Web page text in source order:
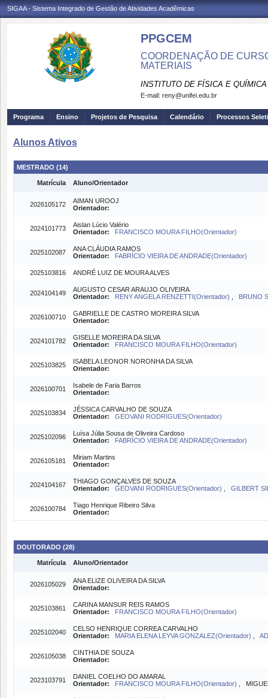
SIGAA - Sistema Integrado de Gestão de Atividades Acadêmicas
PPGCEM
COORDENAÇÃO DE
MATERIAIS
INSTITUTO DE FÍSICA E QUÍMICA
E-mail: reny@unifei.edu.br
Programa Ensino Projetos de Pesquisa Calendário Processos
Alunos Ativos
MESTRADO (14)
Matrícula Aluno/Orientador
2026105172
AIMAN UROOJ
Orientador:
2024101773
Aislan Lúcio Valério
Orientador:
FRANCISCO MOURA FILHO(Orientador)
2025102087
ANA CLÁUDIA RAMOS
Orientador:
FABRÍCIO VIEIRA DE ANDRADE(Orientador)
2025103816 ANDRÉ LUIZ DE MOURA ALVES
2024104149
AUGUSTO CESAR ARAUJO OLIVEIRA
Orientador:
RENY ANGELA RENZETTI(Orientador) BRUNO
2026100710
GABRIELLE DE CASTRO MOREIRA SILVA
Orientador:
2024101782
GISELLE MOREIRA DA SILVA
Orientador:
FRANCISCO MOURA FILHO(Orientador)
2025103825
ISABELA LEONOR NORONHA DA SILVA
Orientador:
2026100701
Isabele de Faria Barros
Orientador:
2025103834
JÉSSICA CARVALHO DE SOUZA
Orientador:
GEOVANI RODRIGUES(Orientador)
2025102096
Luísa Júlia Sousa de Oliveira Cardoso
Orientador:
FABRÍCIO VIEIRA DE ANDRADE(Orientador)
2026105181
Miriam Martins
Orientador:
2024104167
THIAGO GONÇALVES DE SOUZA
Orientador:
GEOVANI RODRIGUES(Orientador) GILBERT
2026100784
Tiago Henrique Ribeiro Silva
Orientador:
DOUTORADO (28)
Matrícula Aluno/Orientador
2026105029
ANA ELIZE OLIVEIRA DA SILVA
Orientador:
2025103861
CARINA MANSUR REIS RAMOS
Orientador:
FRANCISCO MOURA FILHO(Orientador)
2025102040
CELSO HENRIQUE CORREA CARVALHO
Orientador:
MARIA ELENA LEYVA GONZALEZ(Orientador)
2026105038
CINTHIA DE SOUZA
Orientador:
2023103791
DANIEL COELHO DO AMARAL
Orientador:
FRANCISCO MOURA FILHO(Orientador) ,